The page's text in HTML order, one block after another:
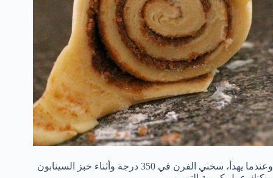
وعندما يهدأ، سخني الفرن في 350 درجة وأثناء خبز السينابون